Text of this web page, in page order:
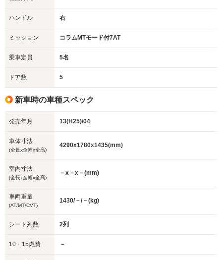
ハンドル 右
ミッション コラムMTモード付7AT
乗車定員 5名
ドア数 5
新車時の車種スペック
発売年月 13(H25)/04
車体寸法
(全長x全幅x全高)
4290x1780x1435(mm)
室内寸法
(全長x全幅x全高)
－x－x－(mm)
車両重量
(AT/MT/CVT)
1430/－/－(kg)
シート列数 2列
10・15燃費 －